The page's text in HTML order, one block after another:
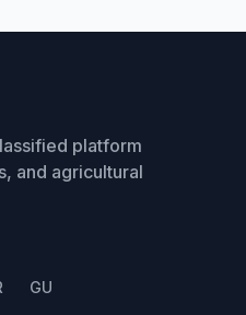
platform
and agricultural
GU